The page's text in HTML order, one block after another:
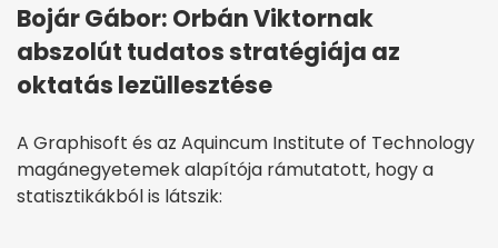
Bojár Gábor: Orbán Viktornak
abszolút tudatos stratégiája az
oktatás lezüllesztése
A Graphisoft és az Aquincum Institute of Technology
magánegyetemek alapítója rámutatott, hogy a
statisztikákból is látszik: